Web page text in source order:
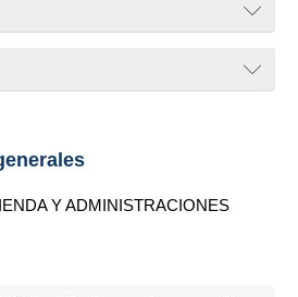
Y ADMINISTRACIONES